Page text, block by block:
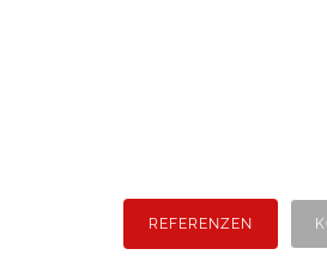
REFERENZEN